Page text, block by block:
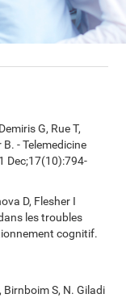
G, Rue T,
- Telemedicine
Dec;17(10):794-
D, Flesher I
les troubles
cognitif.
Birnboim S, N. Giladi